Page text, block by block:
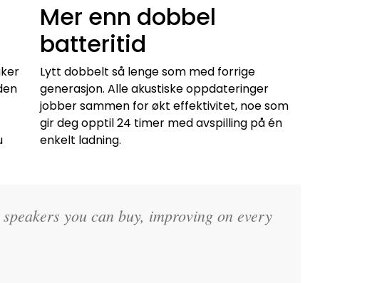
Mer enn dobbel
batteritid
Lytt dobbelt så lenge som med forrige
generasjon. Alle akustiske oppdateringer
jobber sammen for økt effektivitet, noe som
gir deg opptil 24 timer med avspilling på én
enkelt ladning.
you can buy, improving on every